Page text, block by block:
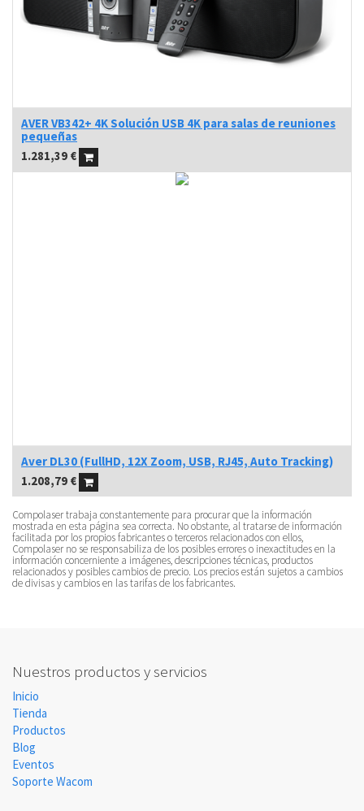
AVER VB342+ 4K Solución USB 4K para salas de reuniones
pequeñas
1.281,39 €
Aver DL30 (FullHD, 12X Zoom, USB, RJ45, Auto Tracking)
1.208,79 €
Compolaser trabaja constantemente para procurar que la información
mostrada en esta página sea correcta. No obstante, al tratarse de información
facilitada por los propios fabricantes o terceros relacionados con ellos,
Compolaser no se responsabiliza de los posibles errores o inexactitudes en la
información concerniente a imágenes, descripciones técnicas, productos
relacionados y posibles cambios de precio. Los precios están sujetos a cambios
de divisas y cambios en las tarifas de los fabricantes.
Nuestros productos y servicios
Inicio
Tienda
Productos
Blog
Eventos
Soporte Wacom